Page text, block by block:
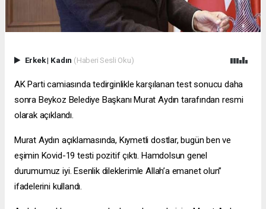
Erkek| Kadın (Haberi Sesli Oku)
AK Parti camiasında tedirginlikle karşılanan test sonucu daha
sonra Beykoz Belediye Başkanı Murat Aydın tarafından resmi
olarak açıklandı.
Murat Aydın açıklamasında, Kıymetli dostlar, bugün ben ve
eşimin Kovid-19 testi pozitif çıktı. Hamdolsun genel
durumumuz iyi. Esenlik dileklerimle Allah’a emanet olun”
ifadelerini kullandı.